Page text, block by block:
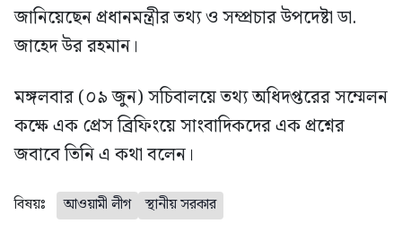
জানিয়েছেন প্রধানমন্ত্রীর তথ্য ও সম্প্রচার উপদেষ্টা ডা.
জাহেদ উর রহমান।
মঙ্গলবার (০৯ জুন) সচিবালয়ে তথ্য অধিদপ্তরের সম্মেলন
কক্ষে এক প্রেস ব্রিফিংয়ে সাংবাদিকদের এক প্রশ্নের
জবাবে তিনি এ কথা বলেন।
বিষয়ঃ আওয়ামী লীগ স্থানীয় সরকার